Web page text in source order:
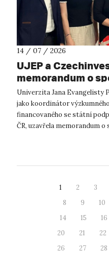
14 / 07 / 2026
UJEP a
memorandum o
podnikatelském
výzkum CESMOD
Univerzita Jana Evangelisty
jako koordinátor
financovaného se státní
ČR, uzavřela memorandum
1 2 3
8
9 10
14
15 16
20
21 22
26
27 28